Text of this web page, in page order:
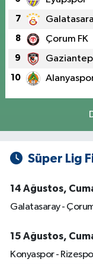
7
8 Çorum FK
9 Gaziantep
10
Süper Lig
14 Ağustos,
Galatasaray -
15 Ağustos,
Konyaspor -